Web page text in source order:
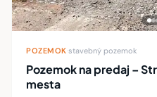
POZEMOK stavebný pozemok
Pozemok na predaj –
mesta